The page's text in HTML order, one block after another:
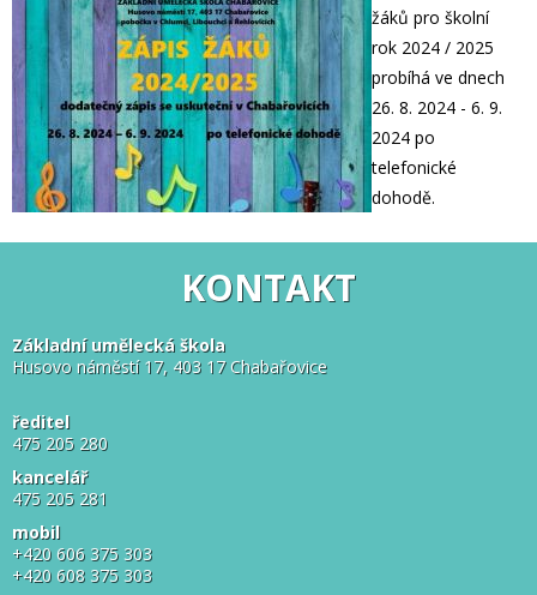
žáků pro školní
rok 2024 / 2025
probíhá ve dnech
26. 8. 2024 - 6. 9.
2024 po
telefonické
dohodě.
KONTAKT
Základní umělecká škola
Husovo náměstí 17, 403 17 Chabařovice
ředitel
475 205 280
kancelář
475 205 281
mobil
+420 606 375 303
+420 608 375 303